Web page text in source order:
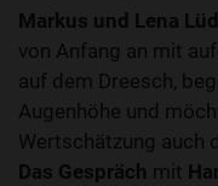
Markus und Lena
von Anfang an mit
auf dem Dreesch,
Augenhöhe und
Wertschätzung auch
Das Gespräch mit